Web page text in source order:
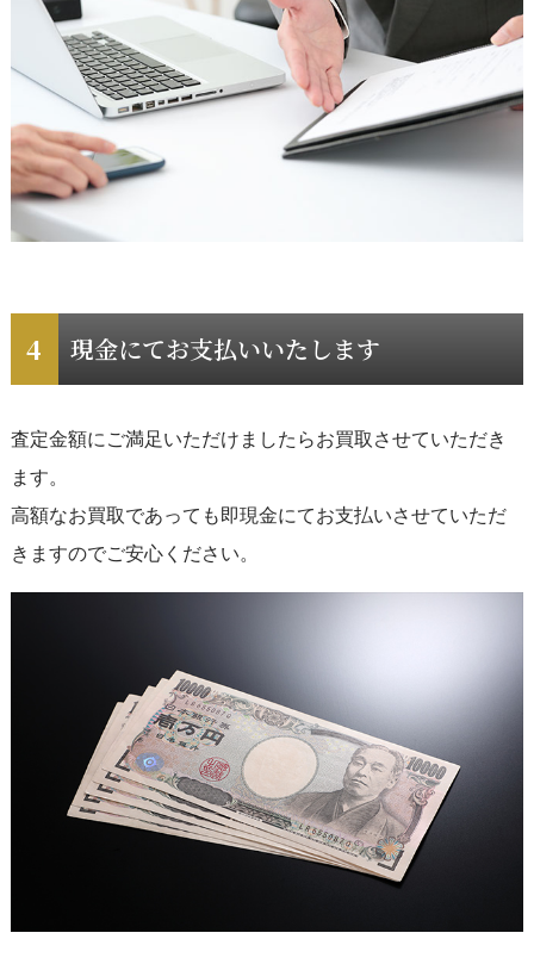
現金にてお支払いいたします
査定金額にご満足いただけましたらお買取させていただき
ます。
高額なお買取であっても即現金にてお支払いさせていただ
きますのでご安心ください。